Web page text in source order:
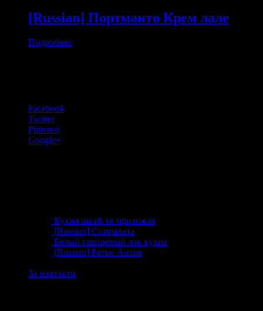
[Russian] Портманто Крем лале
Подробнее
Facebook
Twitter
Pinterest
Google+
Кухня шкаф тв прихожая
[Russian] Спиралата
Белый глянцевый лак кухня
[Russian] Ретро Антре
За контакти